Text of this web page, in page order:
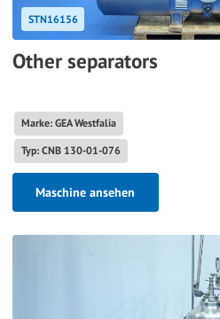
STN16156
Other separators
Marke: GEA Westfalia
Typ: CNB 130-01-076
Maschine ansehen